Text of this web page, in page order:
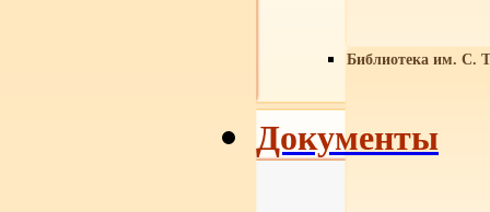
Библиотека им. С.
Документы